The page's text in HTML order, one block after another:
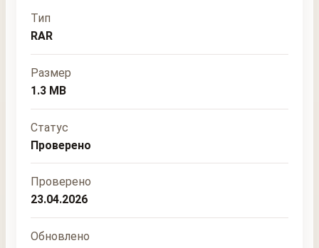
Тип
RAR
Размер
1.3 MB
Статус
Проверено
Проверено
23.04.2026
Обновлено